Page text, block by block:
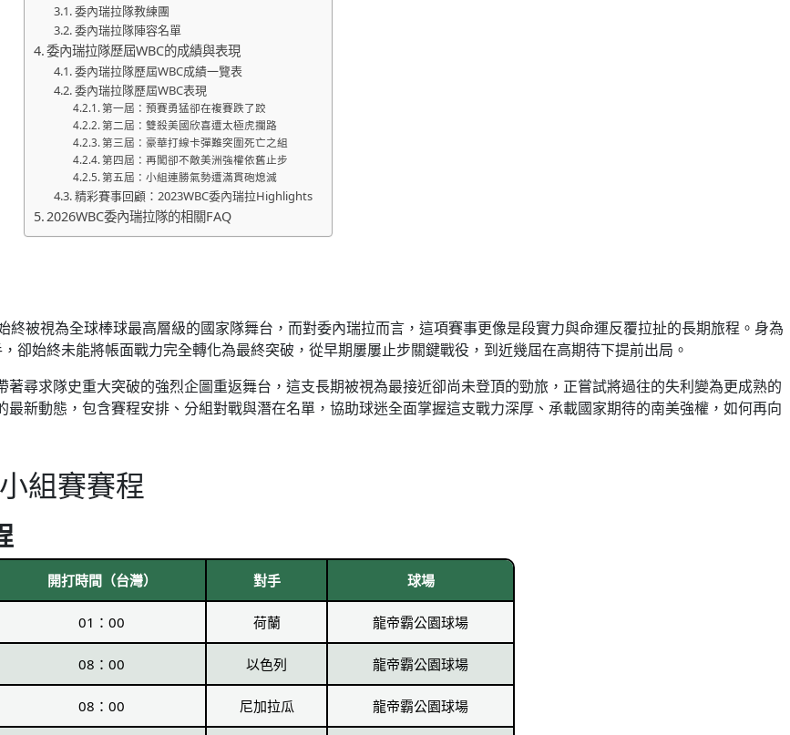
委內瑞拉隊教練團
委內瑞拉隊陣容名單
委內瑞拉隊歷屆WBC的成績與表現
委內瑞拉隊歷屆WBC成績一覽表
委內瑞拉隊歷屆WBC表現
第一屆：預賽勇猛卻在複賽跌了跤
第二屆：雙殺美國欣喜遭太極虎攔路
第三屆：豪華打線卡彈難突圍死亡之組
第四屆：再闖卻不敵美洲強權依舊止步
第五屆：小組連勝氣勢遭滿貫砲熄滅
精彩賽事回顧：2023WBC委內瑞拉Highlights
2026WBC委內瑞拉隊的相關FAQ
被視為全球棒球最高層級的國家隊舞台，而對委內瑞拉而言，這項賽事更像是段實力與命運反覆拉扯的長期旅程。身為
卻始終未能將帳面戰力完全轉化為最終突破，從早期屢屢止步關鍵戰役，到近幾屆在高期待下提前出局。
尋求隊史重大突破的強烈企圖重返舞台，這支長期被視為最接近卻尚未登頂的勁旅，正嘗試將過往的失利變為更成熟的
新動態，包含賽程安排、分組對戰與潛在名單，協助球迷全面掌握這支戰力深厚、承載國家期待的南美強權，如何再向
組賽賽程
開打時間（台灣） 對手 球場
01：00 荷蘭 龍帝霸公園球場
08：00 以色列 龍帝霸公園球場
08：00 尼加拉瓜 龍帝霸公園球場